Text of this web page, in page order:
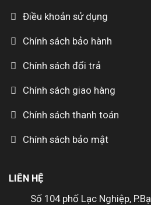
Điều khoản sử dụng
Chính sách bảo hành
Chính sách đổi trả
Chính sách giao hàng
Chính sách thanh toán
Chính sách bảo mật
LIÊN HỆ
Số 104 phố Lạc Nghiệp,